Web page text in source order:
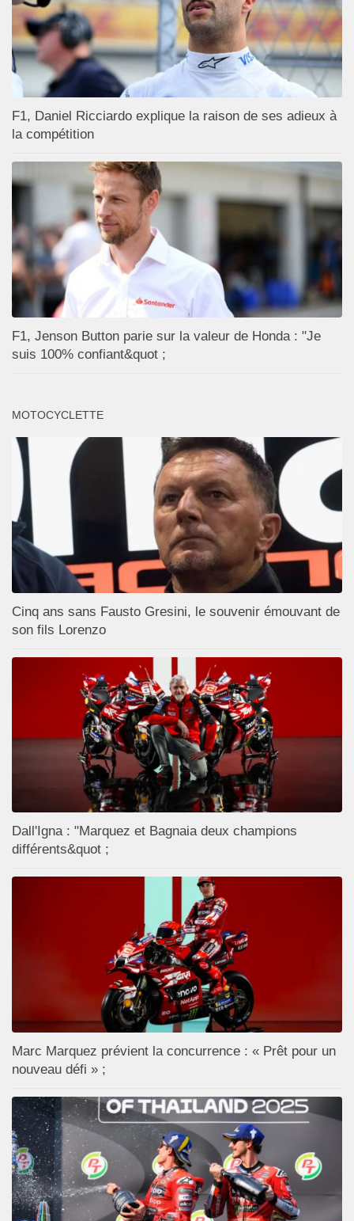
F1, Daniel Ricciardo explique la raison de ses adieux à
la compétition
F1, Jenson Button parie sur la valeur de Honda : "Je
suis 100% confiant&quot ;
MOTOCYCLETTE
Cinq ans sans Fausto Gresini, le souvenir émouvant de
son fils Lorenzo
Dall'Igna : "Marquez et Bagnaia deux champions
différents&quot ;
Marc Marquez prévient la concurrence : « Prêt pour un
nouveau défi » ;